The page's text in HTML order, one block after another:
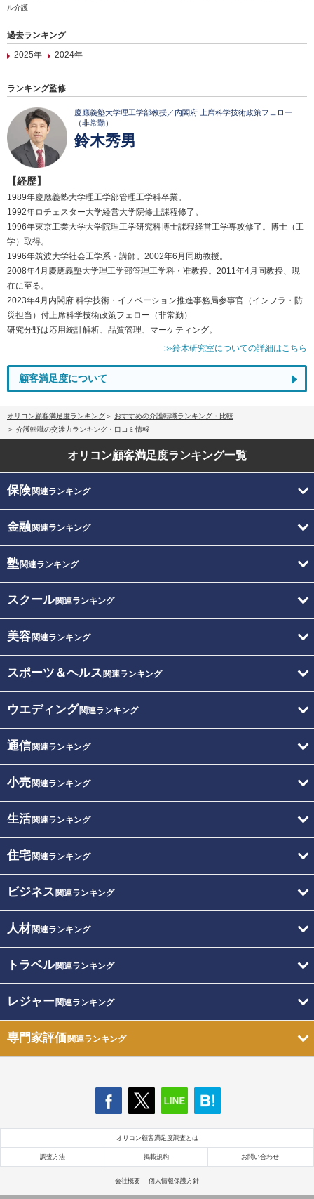
ル介護
過去ランキング
2025年
2024年
ランキング監修
慶應義塾大学理工学部教授／内閣府 上席科学技術政策フェロー
（非常勤）
鈴木秀男
【経歴】
1989年慶應義塾大学理工学部管理工学科卒業。
1992年ロチェスター大学経営大学院修士課程修了。
1996年東京工業大学大学院理工学研究科博士課程経営工学専攻修了。博士（工
学）取得。
1996年筑波大学社会工学系・講師。2002年6月同助教授。
2008年4月慶應義塾大学理工学部管理工学科・准教授。2011年4月同教授、現
在に至る。
2023年4月内閣府 科学技術・イノベーション推進事務局参事官（インフラ・防
災担当）付上席科学技術政策フェロー（非常勤）
研究分野は応用統計解析、品質管理、マーケティング。
≫鈴木研究室についての詳細はこちら
顧客満足度について
オリコン顧客満足度ランキング
おすすめの介護転職ランキング・比較
介護転職の交渉力ランキング・口コミ情報
オリコン顧客満足度ランキング一覧
保険関連ランキング
金融関連ランキング
塾関連ランキング
スクール関連ランキング
美容関連ランキング
スポーツ＆ヘルス 関連ランキング
ウエディング関連ランキング
通信関連ランキング
小売関連ランキング
生活関連ランキング
住宅関連ランキング
ビジネス 関連ランキング
人材関連ランキング
トラベル関連ランキング
レジャー関連ランキング
専門家評価関連ランキング
オリコン顧客満足度調査とは
調査方法 掲載規約 お問い合わせ
会社概要 個人情報保護方針